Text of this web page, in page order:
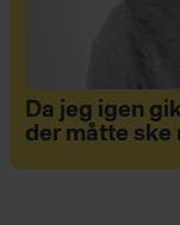
Da jeg igen
der måtte